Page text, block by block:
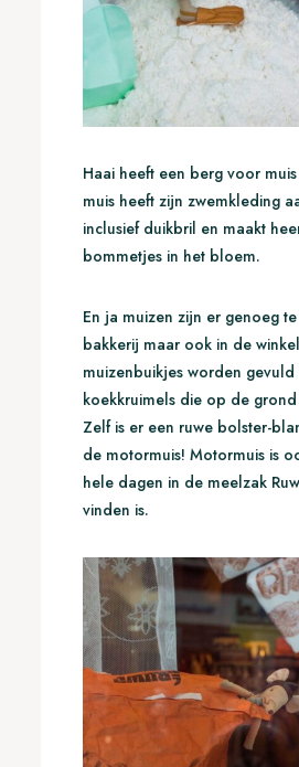
Haai heeft een berg voor
muis heeft zijn zwemkleding
inclusief duikbril en maakt
bommetjes in het bloem.
En ja muizen zijn er genoeg
bakkerij maar ook in de
muizenbuikjes worden
koekkruimels die op de
Zelf is er een ruwe bolster-
de motormuis! Motormuis is
hele dagen in de meelzak
vinden is.